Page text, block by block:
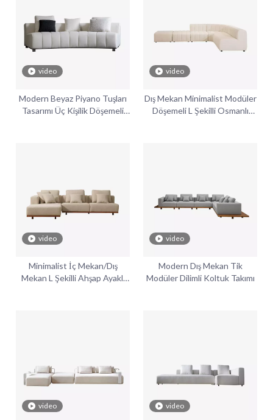
video
Modern Beyaz Piyano Tuşları
Tasarımı Üç Kişilik Döşemeli
video
Dış Mekan Minimalist Modüler
Döşemeli L Şekilli Osmanlı
video
Minimalist İç Mekan/Dış
Mekan L Şekilli Ahşap Ayaklı
video
Modern Dış Mekan Tik
Modüler Dilimli Koltuk Takımı
video video